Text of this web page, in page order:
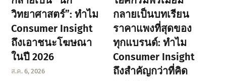
วิทยาศาสตร์”: ทำไม
Consumer Insight
ถึงเอาชนะโฆษณา
ในปี 2026
ส.ค. 6, 2026
กลายเป็นบทเรียน
ราคาแพงที่สุดของ
ทุกแบรนด์: ทำไม
Consumer Insight
ถึงสำคัญกว่าที่คิด